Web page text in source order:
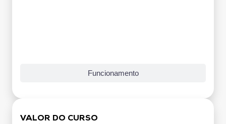
Funcionamento
VALOR DO CURSO